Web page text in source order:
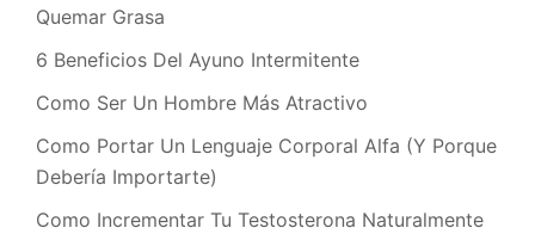
Quemar Grasa
6 Beneficios Del Ayuno Intermitente
Como Ser Un Hombre Más Atractivo
Como Portar Un Lenguaje Corporal Alfa (Y Porque
Debería Importarte)
Como Incrementar Tu Testosterona Naturalmente